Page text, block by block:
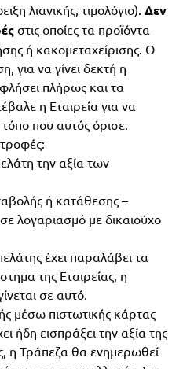
λιανικής, τιμολόγιο). Δεν
στις οποίες τα προϊόντα
ή κακομεταχείρισης. Ο
για να γίνει δεκτή η
πλήρως και τα
η Εταιρεία για να
που αυτός όρισε.
την αξία των
ή κατάθεσης –
λογαριασμό με δικαιούχο
έχει παραλάβει τα
της Εταιρείας, η
σε αυτό.
μέσω πιστωτικής κάρτας
ήδη εισπράξει την αξία της
η Τράπεζα θα ενημερωθεί